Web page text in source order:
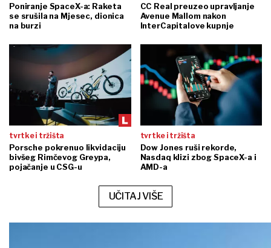
Poniranje SpaceX-a: Raketa
se srušila na Mjesec, dionica
na burzi
CC Real preuzeo upravljanje
Avenue Mallom nakon
InterCapitalove kupnje
tvrtke i tržišta
Porsche pokrenuo likvidaciju
bivšeg Rimčevog Greypa,
pojačanje u CSG-u
tvrtke i tržišta
Dow Jones ruši rekorde,
Nasdaq klizi zbog SpaceX-a i
AMD-a
UČITAJ VIŠE